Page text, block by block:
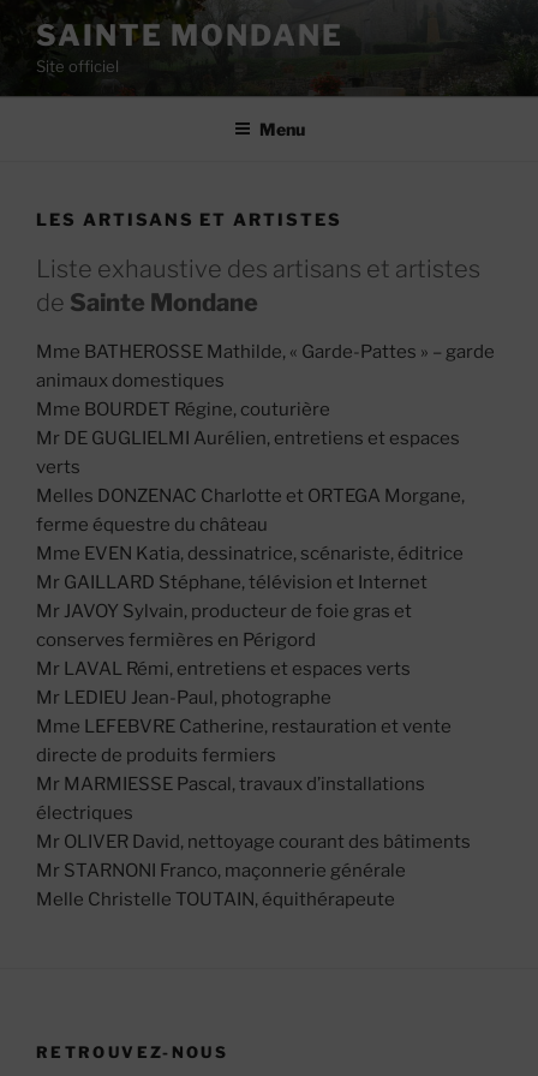
Aller
contenu
principal
SAINTE MONDANE
Site officiel
Menu
LES ARTISANS ET ARTISTES
Liste exhaustive des artisans et artistes
de Sainte Mondane
Mme BATHEROSSE Mathilde, « Garde-Pattes » – garde
animaux domestiques
Mme BOURDET Régine, couturière
Mr DE GUGLIELMI Aurélien, entretiens et espaces
verts
Melles DONZENAC Charlotte et ORTEGA Morgane,
ferme équestre du château
Mme EVEN Katia, dessinatrice, scénariste, éditrice
Mr GAILLARD Stéphane, télévision et Internet
Mr JAVOY Sylvain, producteur de foie gras et
conserves fermières en Périgord
Mr LAVAL Rémi, entretiens et espaces verts
Mr LEDIEU Jean-Paul, photographe
Mme LEFEBVRE Catherine, restauration et vente
directe de produits fermiers
Mr MARMIESSE Pascal, travaux d’installations
électriques
Mr OLIVER David, nettoyage courant des bâtiments
Mr STARNONI Franco, maçonnerie générale
Melle Christelle TOUTAIN, équithérapeute
RETROUVEZ-NOUS